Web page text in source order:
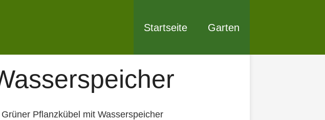
Startseite Garten
Grüner Pflanzkübel mit Wasserspeicher